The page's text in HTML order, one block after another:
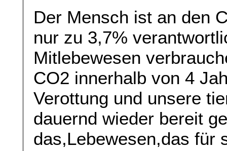
Der Mensch ist an den
nur zu 3,7%
Mitlebewesen
CO2 innerhalb von 4
Verottung und unsere
dauernd wieder bereit
das,Lebewesen,das für